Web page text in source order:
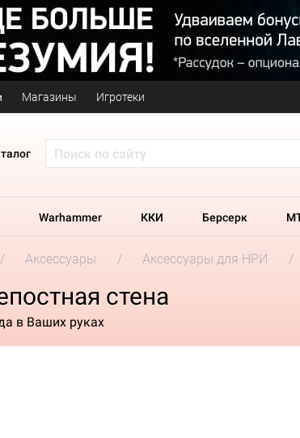
Магазины Игротеки
Warhammer ККИ Берсерк
Аксессуары Аксессуары для НРИ
стена
в Ваших руках